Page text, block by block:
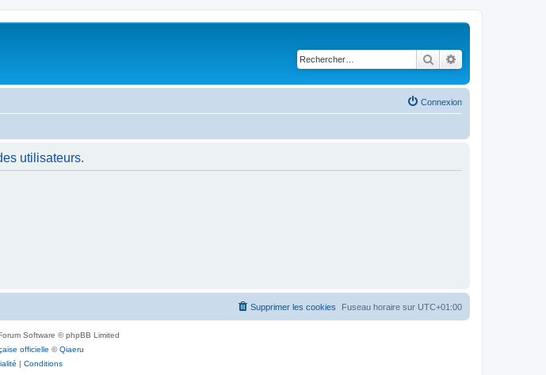
Rechercher
Connexion
utilisateurs.
Fuseau horaire sur UTC+01:00
Supprimer les cookies
Software © phpBB Limited
officielle ©Qiaeru
| Conditions